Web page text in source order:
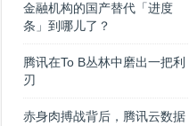
金融机构的国产替代「进度
条」到哪儿了？
腾讯在To B丛林中磨出一把利
刃
赤身肉搏战背后，腾讯云数据